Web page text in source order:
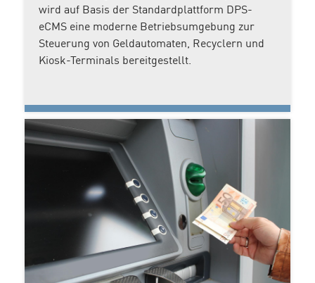
wird auf Basis der Standardplattform DPS-
eCMS eine moderne Betriebsumgebung zur
Steuerung von Geldautomaten, Recyclern und
Kiosk-Terminals bereitgestellt.